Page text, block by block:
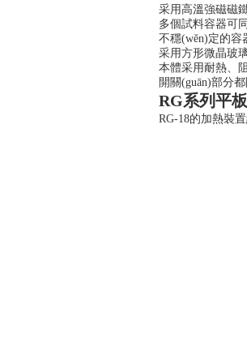
采用高溫強磁磁
多個試料容器可
不穩(wěn)定的容
采用方形微晶玻璃
本體采用耐熱、阻
開關(guān)部分都
RG系列平
RG-18的加熱裝置